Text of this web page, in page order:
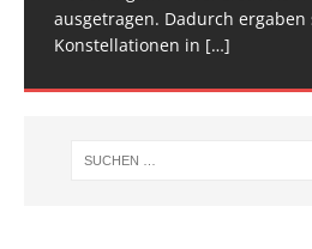
ausgetragen. Dadurch ergaben
Konstellationen in […]
Wettkampfwochenende: Am
Deutschen[…]